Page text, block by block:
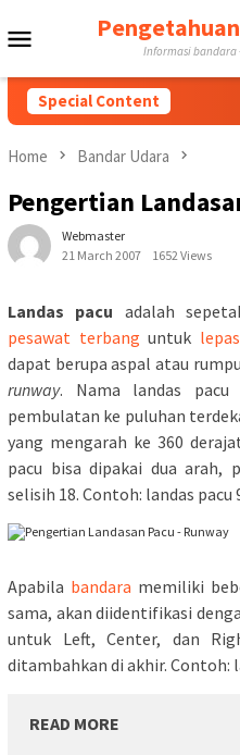
to
Mobile Informasi bandara
Special Content
Home Bandar Udara
Pengertian
Webmaster
21 March 2007
1652 Views
Landas pacu adalah
pesawat terbang untuk
dapat berupa aspal atau
runway. Nama landas pacu
pembulatan ke puluhan
yang mengarah ke 360
pacu bisa dipakai dua arah,
selisih 18. Contoh: landas pacu
Apabila bandara memiliki
sama, akan diidentifikasi
untuk Left, Center, dan
ditambahkan di akhir. Contoh:
READ MORE